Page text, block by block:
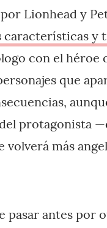
Lionhead y
características y
con el héroe
que
protagonista
más
pasar antes por